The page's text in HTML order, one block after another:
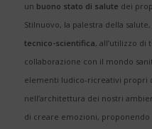
un buono stato di salute dei
Stilnuovo, la palestra della
tecnico-scientifica, all’utilizzo di
collaborazione con il mondo
elementi ludico-ricreativi propri
nell’architettura dei nostri
di creare emozioni, proponendo